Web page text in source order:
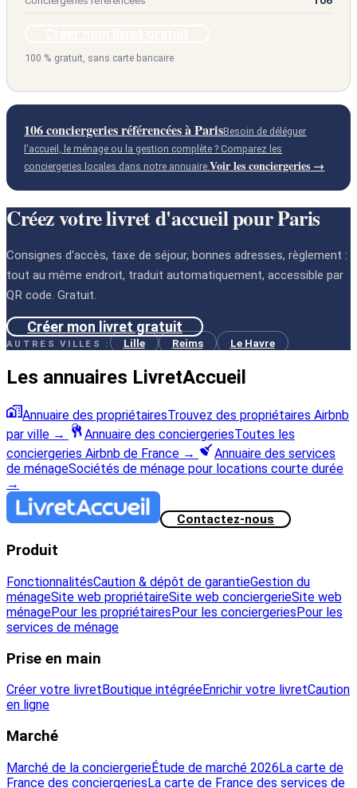
100 % gratuit, sans carte bancaire
106 conciergeries référencées à ParisBesoin de déléguer
l'accueil, le ménage ou la gestion complète ? Comparez les
conciergeries locales dans notre annuaire.Voir les conciergeries
Créez votre livret d'accueil pour Paris
Consignes d'accès, taxe de séjour, bonnes adresses, règlement :
tout au même endroit, traduit automatiquement, accessible par
QR code. Gratuit.
Créer mon livret gratuit
AUTRES VILLES : Lille Reims Le Havre
Les annuaires LivretAccueil
Annuaire des propriétairesTrouvez des propriétaires Airbnb
par ville → Annuaire des conciergeriesToutes les
conciergeries Airbnb de France →
Annuaire des services
de ménageSociétés de ménage pour locations courte durée
→
Contactez-nous
Produit
FonctionnalitésCaution & dépôt de garantieGestion du
ménageSite web propriétaireSite web conciergerieSite web
ménagePour les propriétairesPour les conciergeriesPour les
services de ménage
Prise en main
Créer votre livret Boutique intégréeEnrichir votre livretCaution
en ligne
Marché
Marché de la conciergerieÉtude de marché 2026La carte de
France des conciergeriesLa carte de France des services de